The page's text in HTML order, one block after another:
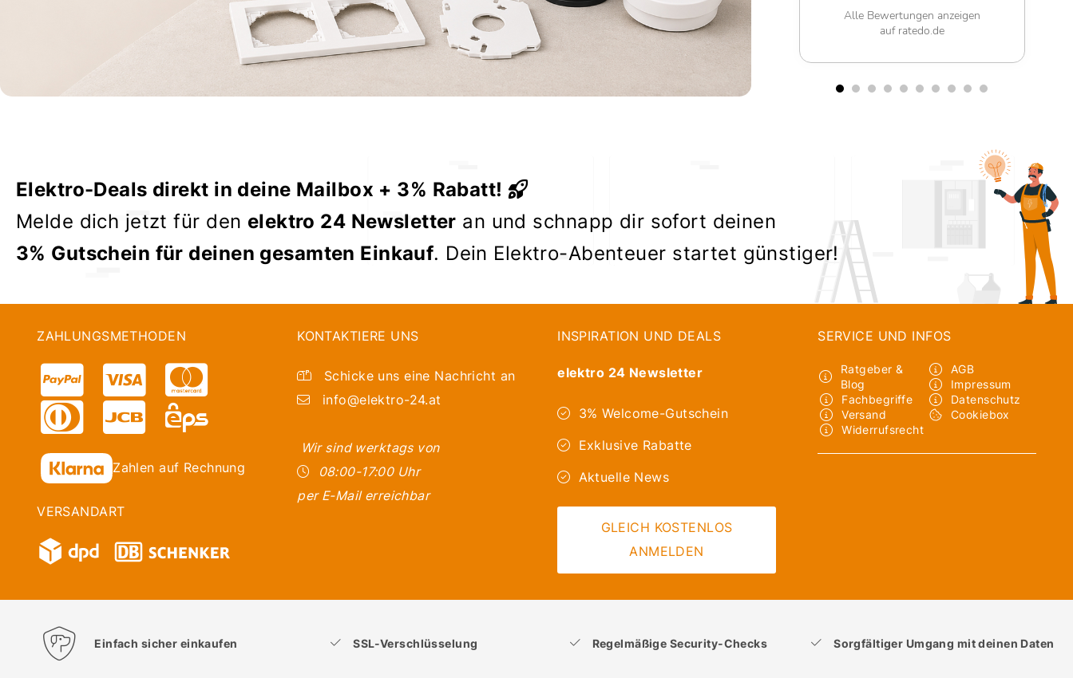
Alle Bewertungen anzeigen
auf ratedo.de
Elektro-Deals direkt in deine Mailbox + 3% Rabatt!
Melde dich jetzt für den elektro 24 Newsletter an und schnapp dir sofort deinen
3% Gutschein für deinen gesamten Einkauf. Dein Elektro-Abenteuer startet günstiger!
ZAHLUNGSMETHODEN
Zahlen auf Rechnung
VERSANDART
KONTAKTIERE UNS
Schicke uns eine Nachricht an
info@elektro-24.at
Wir sind werktags von
08:00-17:00 Uhr
per E-Mail erreichbar
INSPIRATION UND DEALS
elektro 24 Newsletter
3% Welcome-Gutschein
Exklusive Rabatte
Aktuelle News
GLEICH KOSTENLOS
ANMELDEN
SERVICE UND INFOS
Ratgeber &
Blog
Fachbegriffe
Versand
Widerrufsrecht
AGB
Impressum
Datenschutz
Cookiebox
Einfach sicher einkaufen SSL-Verschlüsselung Regelmäßige Security-Checks Sorgfältiger Umgang mit deinen Daten